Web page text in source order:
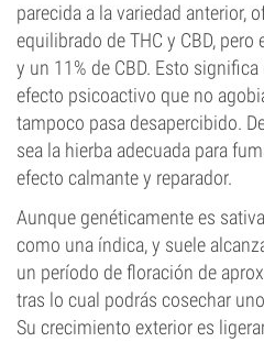
parecida a la variedad anterior,
equilibrado de THC y CBD, pero
y un 11% de CBD. Esto
efecto psicoactivo que no
tampoco pasa desapercibido.
sea la hierba adecuada para
efecto calmante y reparador.
Aunque genéticamente es
como una índica, y suele
un período de floración de
tras lo cual podrás cosechar
Su crecimiento exterior es